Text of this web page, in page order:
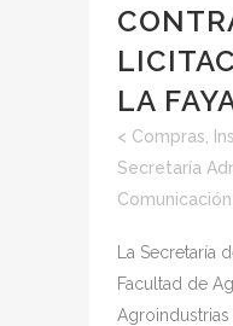
LA
< Compras
Secretaría
Comunicación
La Secretaría
Facultad de